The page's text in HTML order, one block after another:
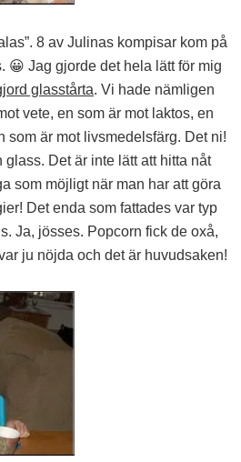
8 av Julinas kompisar kom på
😀 Jag gjorde det hela lätt för mig
glasstårta. Vi hade nämligen
vete, en som är mot laktos, en
som är mot livsmedelsfärg. Det ni!
glass. Det är inte lätt att hitta nåt
som möjligt när man har att göra
Det enda som fattades var typ
Ja, jösses. Popcorn fick de oxå,
ju nöjda och det är huvudsaken!